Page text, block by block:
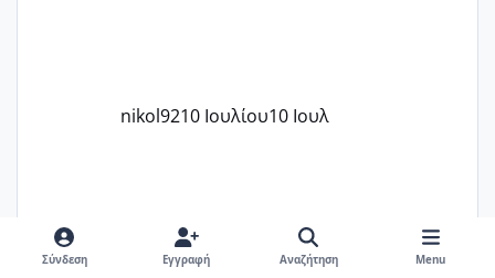
nikol9210 Ιουλίου10 Ιουλ
Σύνδεση Εγγραφή Αναζήτηση Menu